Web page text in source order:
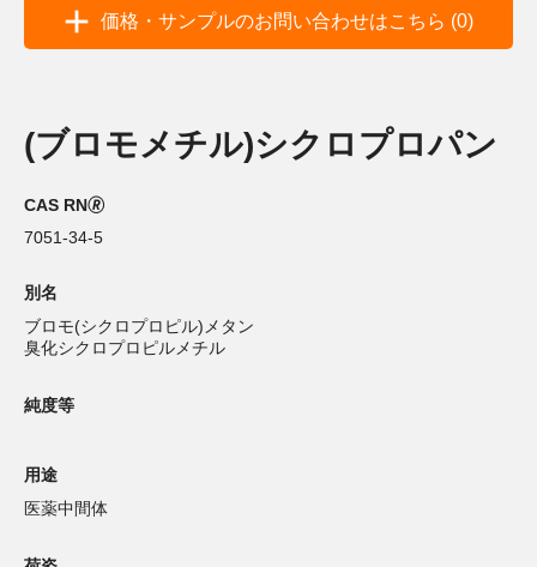
価格・サンプルのお問い合わせはこちら (0)
(ブロモメチル)シクロプロパン
CAS RN🄬
7051-34-5
別名
ブロモ(シクロプロピル)メタン
臭化シクロプロピルメチル
純度等
用途
医薬中間体